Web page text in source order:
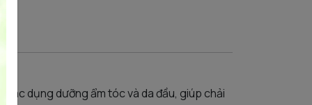
tác dụng dưỡng ẩm tóc và da đầu, giúp chải